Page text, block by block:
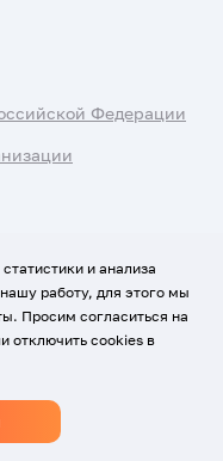
Федерации
и анализа
работу, для этого мы
Просим согласиться на
отключить cookies в